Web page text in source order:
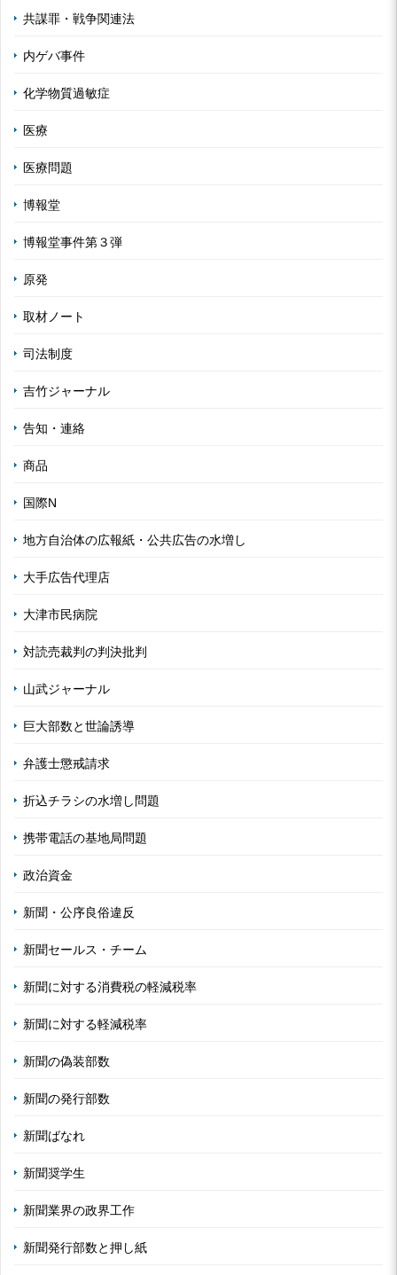
共謀罪・戦争関連法
内ゲバ事件
化学物質過敏症
医療
医療問題
博報堂
博報堂事件第３弾
原発
取材ノート
司法制度
吉竹ジャーナル
告知・連絡
商品
国際N
地方自治体の広報紙・公共広告の水増し
大手広告代理店
大津市民病院
対読売裁判の判決批判
山武ジャーナル
巨大部数と世論誘導
弁護士懲戒請求
折込チラシの水増し問題
携帯電話の基地局問題
政治資金
新聞・公序良俗違反
新聞セールス・チーム
新聞に対する消費税の軽減税率
新聞に対する軽減税率
新聞の偽装部数
新聞の発行部数
新聞ばなれ
新聞奨学生
新聞業界の政界工作
新聞発行部数と押し紙